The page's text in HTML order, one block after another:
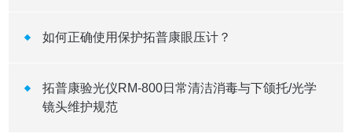
如何正确使用保护拓普康眼压计？
拓普康验光仪RM-800日常清洁消毒与下颌托/光学
镜头维护规范